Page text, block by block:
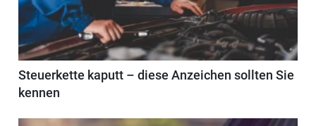
Steuerkette kaputt – diese Anzeichen sollten Sie
kennen